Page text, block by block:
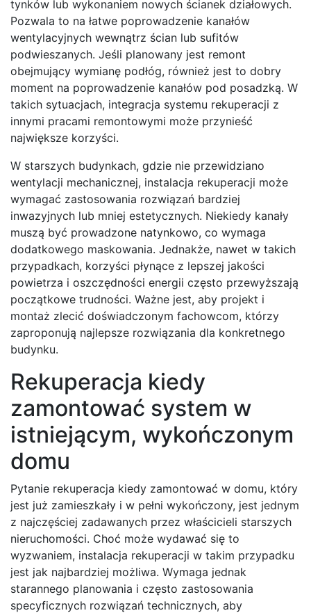
tynków lub wykonaniem nowych ścianek działowych.
Pozwala to na łatwe poprowadzenie kanałów
wentylacyjnych wewnątrz ścian lub sufitów
podwieszanych. Jeśli planowany jest remont
obejmujący wymianę podłóg, również jest to dobry
moment na poprowadzenie kanałów pod posadzką. W
takich sytuacjach, integracja systemu rekuperacji z
innymi pracami remontowymi może przynieść
największe korzyści.
W starszych budynkach, gdzie nie przewidziano
wentylacji mechanicznej, instalacja rekuperacji może
wymagać zastosowania rozwiązań bardziej
inwazyjnych lub mniej estetycznych. Niekiedy kanały
muszą być prowadzone natynkowo, co wymaga
dodatkowego maskowania. Jednakże, nawet w takich
przypadkach, korzyści płynące z lepszej jakości
powietrza i oszczędności energii często przewyższają
początkowe trudności. Ważne jest, aby projekt i
montaż zlecić doświadczonym fachowcom, którzy
zaproponują najlepsze rozwiązania dla konkretnego
budynku.
Rekuperacja kiedy
zamontować system w
istniejącym, wykończonym
domu
Pytanie rekuperacja kiedy zamontować w domu, który
jest już zamieszkały i w pełni wykończony, jest jednym
z najczęściej zadawanych przez właścicieli starszych
nieruchomości. Choć może wydawać się to
wyzwaniem, instalacja rekuperacji w takim przypadku
jest jak najbardziej możliwa. Wymaga jednak
starannego planowania i często zastosowania
specyficznych rozwiązań technicznych, aby